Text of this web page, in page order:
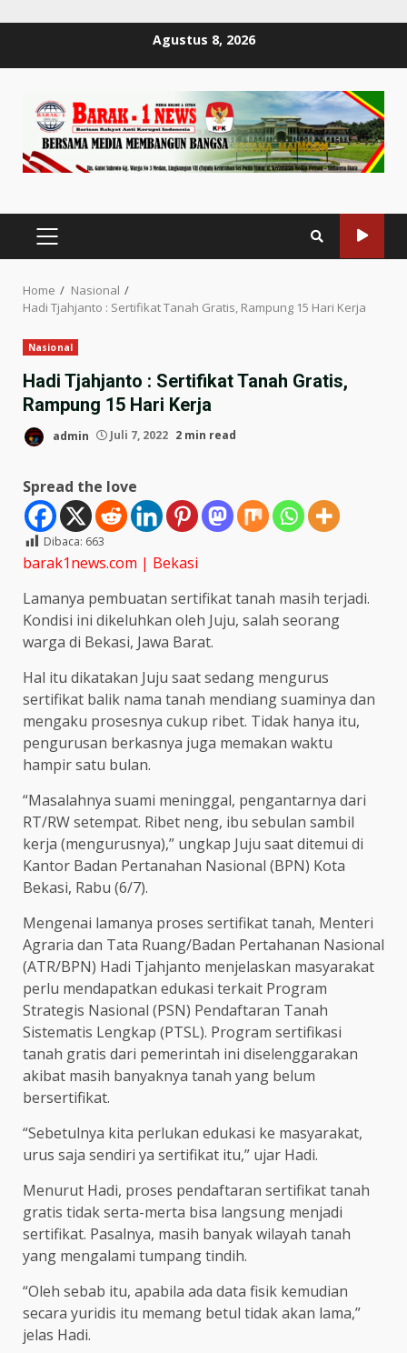
Agustus 8, 2026
PRIMARY
MENU
Home
Nasional
Hadi Tjahjanto : Sertifikat Tanah Gratis, Rampung 15 Hari Kerja
Nasional
Hadi Tjahjanto : Sertifikat Tanah Gratis,
Rampung 15 Hari Kerja
admin Juli 7, 2022 2 min read
Spread the love
Dibaca: 663
barak1news.com | Bekasi
Lamanya pembuatan sertifikat tanah masih terjadi.
Kondisi ini dikeluhkan oleh Juju, salah seorang
warga di Bekasi, Jawa Barat.
Hal itu dikatakan Juju saat sedang mengurus
sertifikat balik nama tanah mendiang suaminya dan
mengaku prosesnya cukup ribet. Tidak hanya itu,
pengurusan berkasnya juga memakan waktu
hampir satu bulan.
“Masalahnya suami meninggal, pengantarnya dari
RT/RW setempat. Ribet neng, ibu sebulan sambil
kerja (mengurusnya),” ungkap Juju saat ditemui di
Kantor Badan Pertanahan Nasional (BPN) Kota
Bekasi, Rabu (6/7).
Mengenai lamanya proses sertifikat tanah, Menteri
Agraria dan Tata Ruang/Badan Pertahanan Nasional
(ATR/BPN) Hadi Tjahjanto menjelaskan masyarakat
perlu mendapatkan edukasi terkait Program
Strategis Nasional (PSN) Pendaftaran Tanah
Sistematis Lengkap (PTSL). Program sertifikasi
tanah gratis dari pemerintah ini diselenggarakan
akibat masih banyaknya tanah yang belum
bersertifikat.
“Sebetulnya kita perlukan edukasi ke masyarakat,
urus saja sendiri ya sertifikat itu,” ujar Hadi.
Menurut Hadi, proses pendaftaran sertifikat tanah
gratis tidak serta-merta bisa langsung menjadi
sertifikat. Pasalnya, masih banyak wilayah tanah
yang mengalami tumpang tindih.
“Oleh sebab itu, apabila ada data fisik kemudian
secara yuridis itu memang betul tidak akan lama,”
jelas Hadi.